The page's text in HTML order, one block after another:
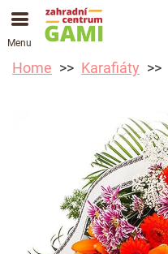
Menu
Home Karafiáty